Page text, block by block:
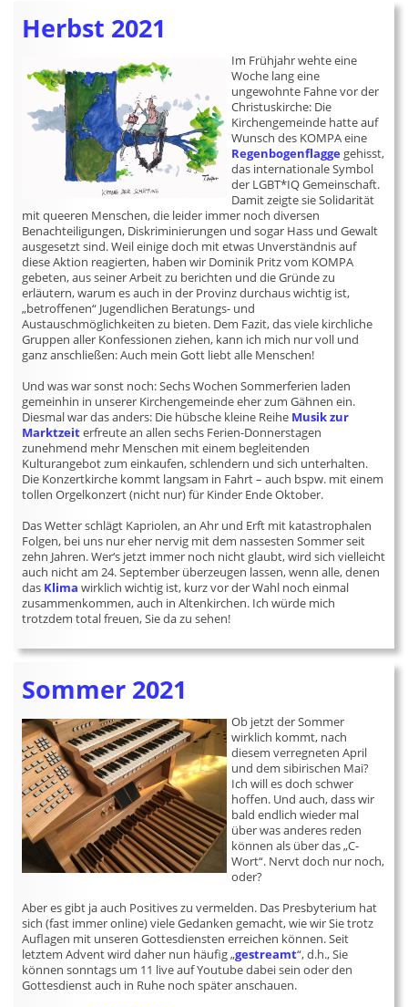
Herbst 2021
Im Frühjahr wehte eine
Woche lang eine
ungewohnte Fahne vor der
Christuskirche: Die
Kirchengemeinde hatte auf
Wunsch des KOMPA eine
Regenbogenflagge gehisst,
das internationale Symbol
der LGBT*IQ Gemeinschaft.
Damit zeigte sie Solidarität
mit queeren Menschen, die leider immer noch diversen
Benachteiligungen, Diskriminierungen und sogar Hass und Gewalt
ausgesetzt sind. Weil einige doch mit etwas Unverständnis auf
diese Aktion reagierten, haben wir Dominik Pritz vom KOMPA
gebeten, aus seiner Arbeit zu berichten und die Gründe zu
erläutern, warum es auch in der Provinz durchaus wichtig ist,
„betroffenen“ Jugendlichen Beratungs- und
Austauschmöglichkeiten zu bieten. Dem Fazit, das viele kirchliche
Gruppen aller Konfessionen ziehen, kann ich mich nur voll und
ganz anschließen: Auch mein Gott liebt alle Menschen!
Und was war sonst noch: Sechs Wochen Sommerferien laden
gemeinhin in unserer Kirchengemeinde eher zum Gähnen ein.
Diesmal war das anders: Die hübsche kleine Reihe Musik zur
Marktzeiterfreute an allen sechs Ferien-Donnerstagen
zunehmend mehr Menschen mit einem begleitenden
Kulturangebot zum einkaufen, schlendern und sich unterhalten.
Die Konzertkirche kommt langsam in Fahrt – auch bspw. mit einem
tollen Orgelkonzert (nicht nur) für Kinder Ende Oktober.
Das Wetter schlägt Kapriolen, an Ahr und Erft mit katastrophalen
Folgen, bei uns nur eher nervig mit dem nassesten Sommer seit
zehn Jahren. Wer‘s jetzt immer noch nicht glaubt, wird sich vielleicht
auch nicht am 24. September überzeugen lassen, wenn alle, denen
das Klima wirklich wichtig ist, kurz vor der Wahl noch einmal
zusammenkommen, auch in Altenkirchen. Ich würde mich
trotzdem total freuen, Sie da zu sehen!
Sommer 2021
Ob jetzt der Sommer
wirklich kommt, nach
diesem verregneten April
und dem sibirischen Mai?
Ich will es doch schwer
hoffen. Und auch, dass wir
bald endlich wieder mal
über was anderes reden
können als über das „C-
Wort“. Nervt doch nur noch,
oder?
Aber es gibt ja auch Positives zu vermelden. Das Presbyterium hat
sich (fast immer online) viele Gedanken gemacht, wie wir Sie trotz
Auflagen mit unseren Gottesdiensten erreichen können. Seit
letztem Advent wird daher nun häufig „gestreamt“, d.h., Sie
können sonntags um 11 live auf Youtube dabei sein oder den
Gottesdienst auch in Ruhe noch später anschauen.